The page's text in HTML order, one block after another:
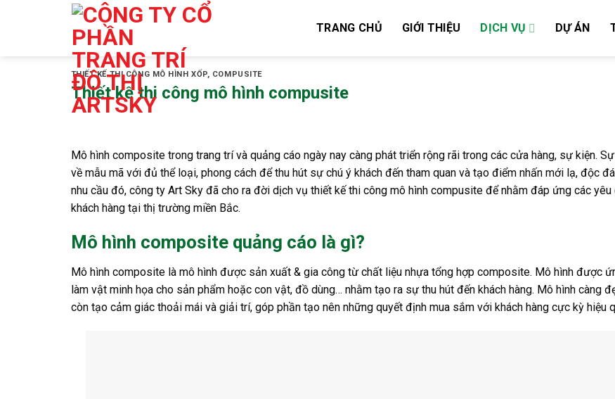
TRANG CHỦ GIỚI THIỆU DỊCH VỤ DỰ ÁN
THIẾT KẾ THI CÔNG MÔ HÌNH XỐP, COMPUSITE
Thiết kế thi công mô hình compusite
Mô hình composite trong trang trí và quảng cáo ngày nay càng phát triển rộng rãi trong các cửa hàng, sự kiện.
về mẫu mã với đủ thể loại, phong cách để thu hút sự chú ý khách đến tham quan và tạo điểm nhấn mới lạ, độc
nhu cầu đó, công ty Art Sky đã cho ra đời dịch vụ thiết kế thi công mô hình compusite để nhằm đáp ứng các yêu
khách hàng tại thị trường miền Bắc.
Mô hình composite quảng cáo là gì?
Mô hình composite là mô hình được sản xuất & gia công từ chất liệu nhựa tổng hợp composite. Mô hình được
làm vật minh họa cho sản phẩm hoặc con vật, đồ dùng… nhằm tạo ra sự thu hút đến khách hàng. Mô hình càng
còn tạo cảm giác thoải mái và giải trí, góp phần tạo nên những quyết định mua sắm với khách hàng cực kỳ hiệu